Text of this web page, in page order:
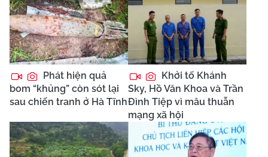
Phát hiện quả
bom “khủng” còn sót lại
sau chiến tranh ở Hà Tĩnh
Khởi tố Khánh
Sky, Hồ Văn Khoa và Trần
Đình Tiệp vì mâu thuẫn
mạng xã hội